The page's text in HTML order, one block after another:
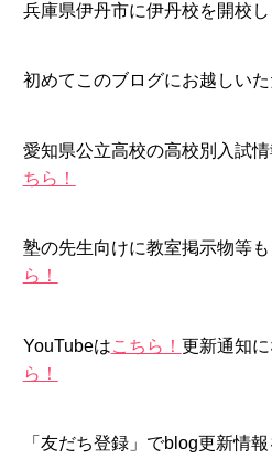
兵庫県伊丹市に伊丹校を開校し
初めてこのブログにお越しい
愛知県公立高校の高校別入試
ちら！
塾の先生向けに教室掲示物等も
ら！
YouTubeはこちら！ 更新通知
ら！
「友だち登録」でblog更新情